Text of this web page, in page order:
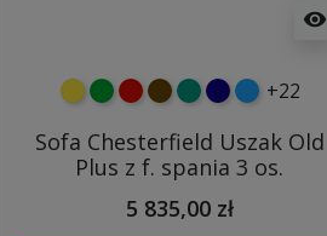
visibility
żółtyzielonyczerwony
czekoladowy
turkusowy
granatowy
niebieski
+22
Sofa Chesterfield Uszak Old
Plus z f. spania 3 os.
5 835,00 zł